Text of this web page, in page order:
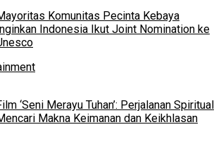
Komunitas Pecinta Kebaya
Inginkan Indonesia Ikut Joint Nomination ke
‘Seni Merayu Tuhan’: Perjalanan Spiritual
Makna Keimanan dan Keikhlasan